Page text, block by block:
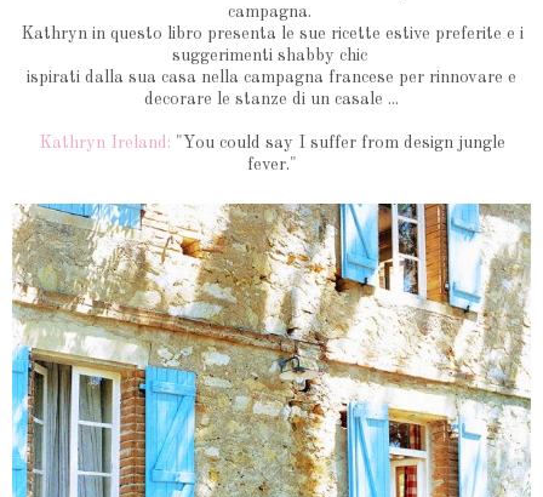
campagna.
Kathryn in questo libro presenta le sue ricette estive preferite e i
suggerimenti shabby chic
ispirati dalla sua casa nella campagna francese per rinnovare e
decorare le stanze di un casale ...
Kathryn Ireland: "You could say I suffer from design jungle
fever."